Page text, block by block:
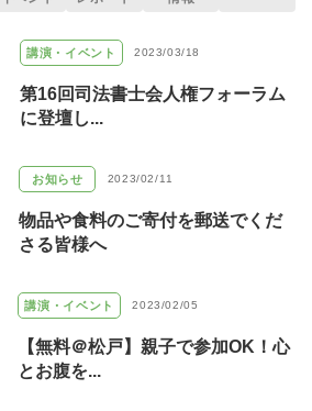
講演・イベント 2023/03/18
第16回司法書士会人権フォーラム
に登壇し...
お知らせ 2023/02/11
物品や食料のご寄付を郵送でくだ
さる皆様へ
講演・イベント 2023/02/05
【無料＠松戸】親子で参加OK！心
とお腹を...